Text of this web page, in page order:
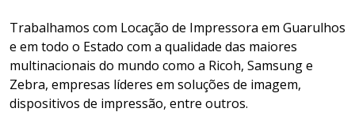
Trabalhamos com Locação de Impressora em Guarulhos
e em todo o Estado com a qualidade das maiores
multinacionais do mundo como a Ricoh, Samsung e
Zebra, empresas líderes em soluções de imagem,
dispositivos de impressão, entre outros.